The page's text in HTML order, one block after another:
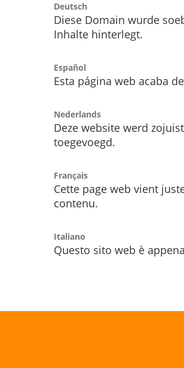
Deutsch
Diese Domain wurde
Inhalte hinterlegt.
Español
Esta página web acaba
Nederlands
Deze website werd
toegevoegd.
Français
Cette page web vient
contenu.
Italiano
Questo sito web è